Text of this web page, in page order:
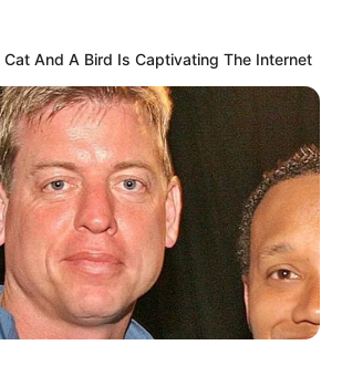
Cat And A Bird Is Captivating The Internet